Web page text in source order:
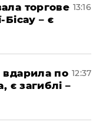
торгове
Бісау – є
13:16
вдарила по
є загиблі –
12:37